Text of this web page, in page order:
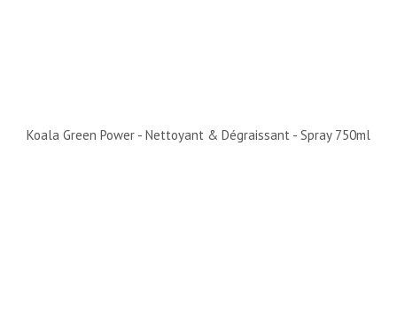
Koala Green Power - Nettoyant & Dégraissant - Spray 750ml